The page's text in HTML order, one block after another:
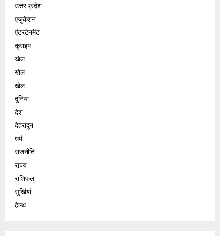
उत्तर प्रदेश
एजुकेशन
एंटरटेनमेंट
क्राइम
खेल
खेल
खेल
दुनिया
देश
देहरादून
धर्म
राजनीति
राज्य
राशिफल
सुर्खियां
हेल्थ